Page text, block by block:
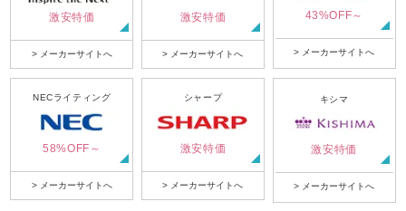
激安特価
> メーカーサイトへ
激安特価
> メーカーサイトへ
43%OFF～
> メーカーサイトへ
NECライティング
58%OFF～
> メーカーサイトへ
シャープ
激安特価
> メーカーサイトへ
キシマ
激安特価
> メーカーサイトへ